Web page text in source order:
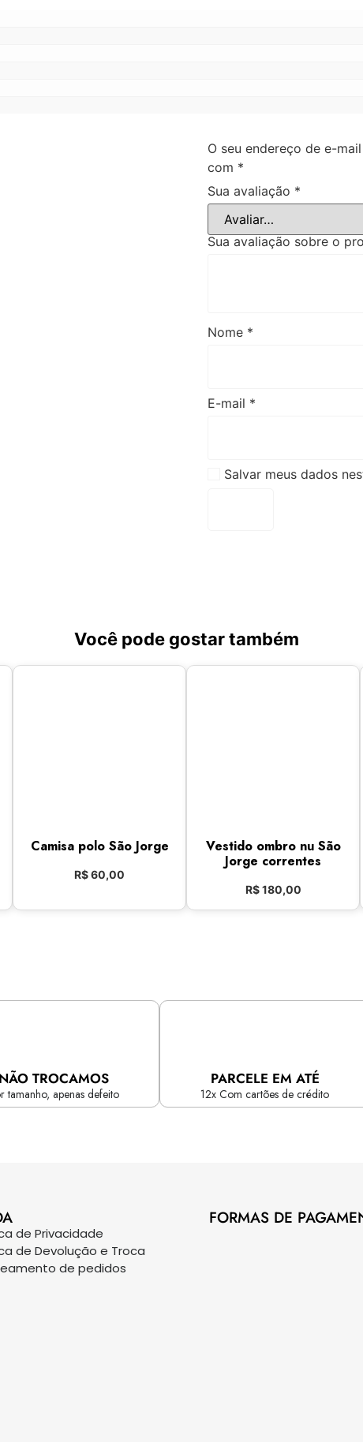
O seu endereço de e-
com *
Sua avaliação *
Sua avaliação sobre o
Nome *
E-mail *
Salvar meus dados
Você pode gostar também
Camisa polo São Jorge
R$60,00
Vestido ombro nu São
Jorge correntes
R$180,00
NÃO TROCAMOS
tamanho, apenas defeito
PARCELE EM ATÉ
12x Com cartões de crédito
de Privacidade
de Devolução e Troca
de pedidos
FORMAS DE